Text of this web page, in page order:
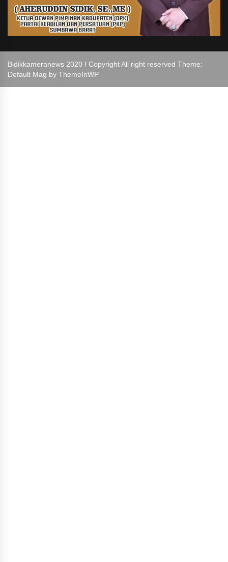
Bidikkameranews 2020 I Copyright All right reserved Theme:
Default Mag by ThemeInWP